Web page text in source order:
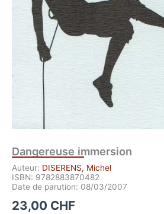
Dangereuse immersion
Auteur: DISERENS, Michel
ISBN: 9782883870482
Date de parution: 08/03/2007
23,00 CHF